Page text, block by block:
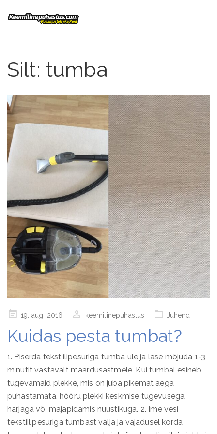
Silt: tumba
Posted19. aug. 2016 keemilinepuhastus Juhend
Kuidas pesta tumbat?
1. Piserda tekstiilipesuriga tumba üle ja lase mõjuda 1-3
minutit vastavalt määrdusastmele. Kui tumbal esineb
tugevamaid plekke, mis on juba pikemat aega
puhastamata, hõõru plekki keskmise tugevusega
harjaga või majapidamis nuustikuga. 2. Ime vesi
tekstiilipesuriga tumbast välja ja vajadusel korda